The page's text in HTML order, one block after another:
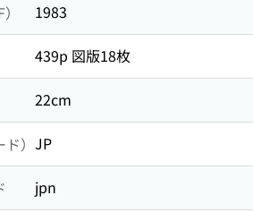
1983
439p 図版18枚
22cm
） JP
jpn